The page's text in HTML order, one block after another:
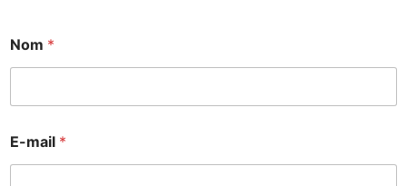
Nom *
E-mail *